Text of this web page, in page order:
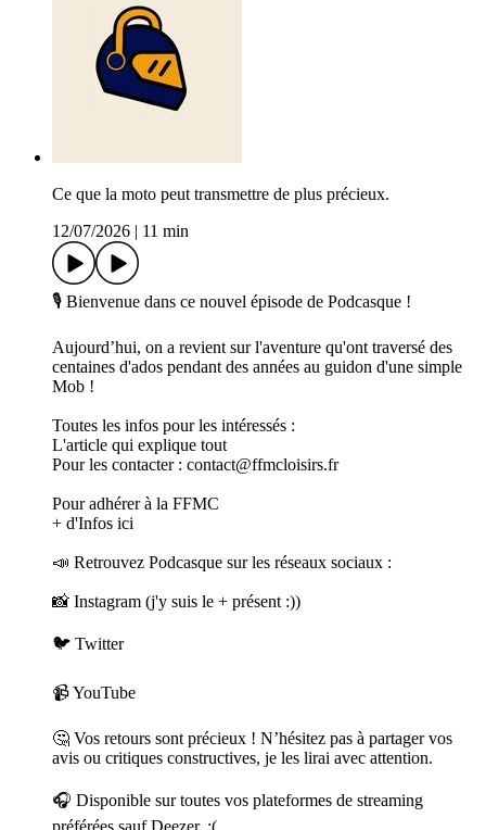
Ce que la moto peut transmettre de plus précieux.
12/07/2026
11 min
🎙️ Bienvenue dans ce nouvel épisode de Podcasque !
Aujourd’hui, on a revient sur l'aventure qu'ont traversé des
centaines d'ados pendant des années au guidon d'une simple
Mob !
Toutes les infos pour les intéressés :
L'article qui explique tout
Pour les contacter : contact@ffmcloisirs.fr
Pour adhérer à la FFMC
+ d'Infos ici
📣 Retrouvez Podcasque sur les réseaux sociaux :
📸 Instagram (j'y suis le + présent :))
🐦 Twitter
📹 YouTube
🤔 Vos retours sont précieux ! N’hésitez pas à partager vos
avis ou critiques constructives, je les lirai avec attention.
🎧 Disponible sur toutes vos plateformes de streaming